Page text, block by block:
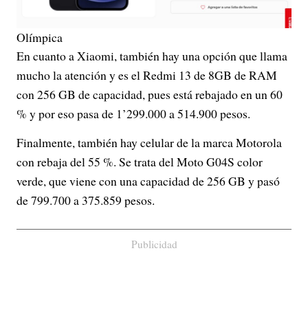
Olímpica
En cuanto a Xiaomi, también hay una opción que llama
mucho la atención y es el Redmi 13 de 8GB de RAM
con 256 GB de capacidad, pues está rebajado en un 60
% y por eso pasa de 1’299.000 a 514.900 pesos.
Finalmente, también hay celular de la marca Motorola
con rebaja del 55 %. Se trata del Moto G04S color
verde, que viene con una capacidad de 256 GB y pasó
de 799.700 a 375.859 pesos.
Publicidad